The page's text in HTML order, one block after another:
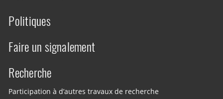
Politiques
Faire un signalement
Recherche
Participation à d’autres travaux de recherche